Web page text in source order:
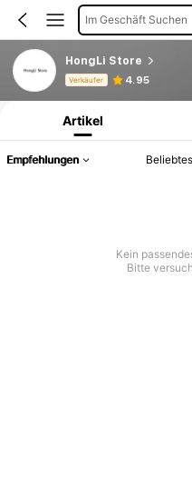
Im Geschäft Suchen
HongLi Store
Verkäufer 4.95
Produktinformation: Preisangabe,
Artikel
Empfehlungen
Kein
Bitte